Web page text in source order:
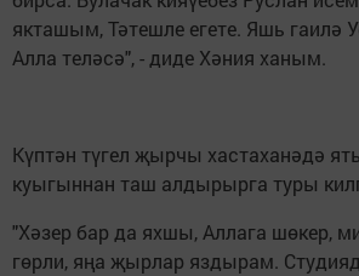
якташым, Тәтешле егете. Яшь гаилә
Алла теләсә", - диде Хәния ханым.
Күптән түгел җырчы хастаханәдә
куыгыннан таш алдырырга туры
"Хәзер бар да яхшы, Аллага шөкер,
гөрли, яңа җырлар яздырам.